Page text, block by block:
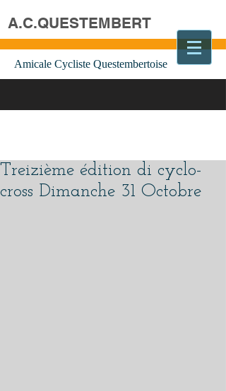
A.C.QUESTEMBERT
Amicale Cycliste Questembertoise
Treizième édition di cyclo-
cross Dimanche 31 Octobre